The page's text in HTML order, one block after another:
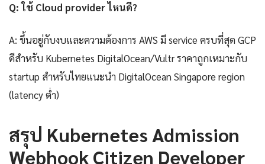
Q: ใช้ Cloud provider ไหนดี?
A: ขึ้นอยู่กับงบและความต้องการ AWS มี service ครบที่สุด GCP
ดีสำหรับ Kubernetes DigitalOcean/Vultr ราคาถูกเหมาะกับ
startup สำหรับไทยแนะนำ DigitalOcean Singapore region
(latency ต่ำ)
สรุป Kubernetes Admission
Webhook Citizen Developer